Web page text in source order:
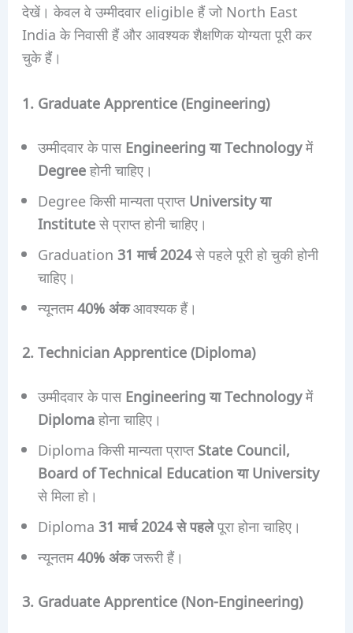
देखें। केवल वे उम्मीदवार eligible हैं जो North East
India के निवासी हैं और आवश्यक शैक्षणिक योग्यता पूरी कर
चुके हैं।
1. Graduate Apprentice (Engineering)
उम्मीदवार के पासEngineering या Technologyमें
Degreeहोनी चाहिए।
Degree किसी मान्यता प्राप्तUniversity या
Instituteसे प्राप्त होनी चाहिए।
Graduation 31 मार्च 2024से पहले पूरी हो चुकी होनी
चाहिए।
न्यूनतम40% अंकआवश्यक हैं।
2. Technician Apprentice (Diploma)
उम्मीदवार के पासEngineering या Technologyमें
Diplomaहोना चाहिए।
Diploma किसी मान्यता प्राप्तState Council,
Board of Technical Education या University
से मिला हो।
Diploma 31 मार्च 2024 से पहलेपूरा होना चाहिए।
न्यूनतम40% अंकजरूरी हैं।
3. Graduate Apprentice (Non-Engineering)